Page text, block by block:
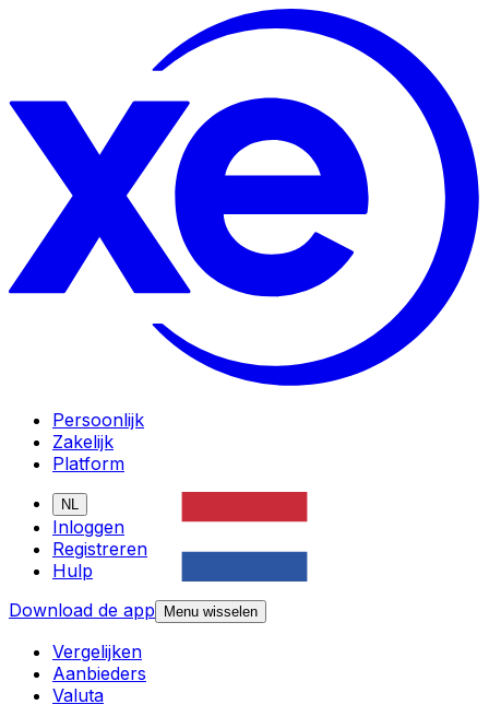
Persoonlijk
Zakelijk
Platform
NL
Inloggen
Registreren
Hulp
Download de app
Menu wisselen
Vergelijken
Aanbieders
Valuta